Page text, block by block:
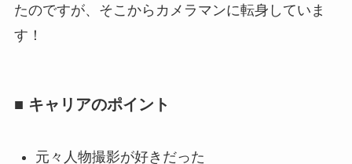
たのですが、そこからカメラマンに転身していま
す！
■ キャリアのポイント
元々人物撮影が好きだった